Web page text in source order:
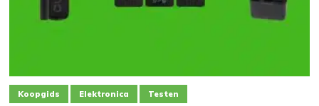
Koopgids Elektronica Testen